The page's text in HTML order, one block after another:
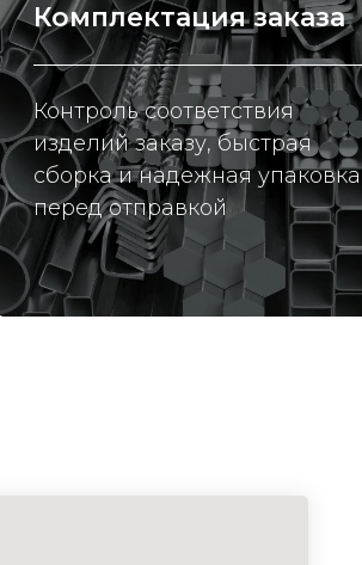
Комплектация заказа
Контроль соответствия
изделий заказу, быстрая
сборка и надежная упаковка
перед отправкой